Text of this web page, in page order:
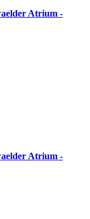
Atrium -
Atrium -